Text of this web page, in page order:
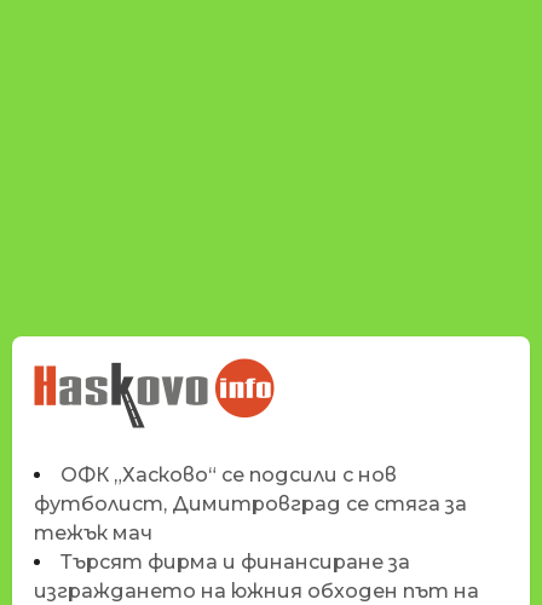
НОВИНИТЕ НА
HASKOVO.INFO
ОФК „Хасково“ се подсили с нов
футболист, Димитровград се стяга за
тежък мач
Търсят фирма и финансиране за
изграждането на южния обходен път на